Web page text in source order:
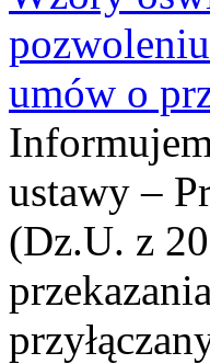
umów o
ustawy –
(Dz.U. z